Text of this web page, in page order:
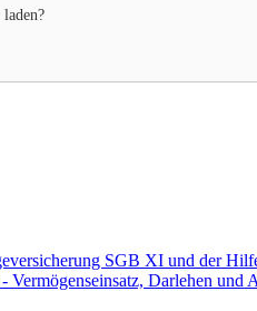
SGB XI und der
Vermögenseinsatz, Darlehen und